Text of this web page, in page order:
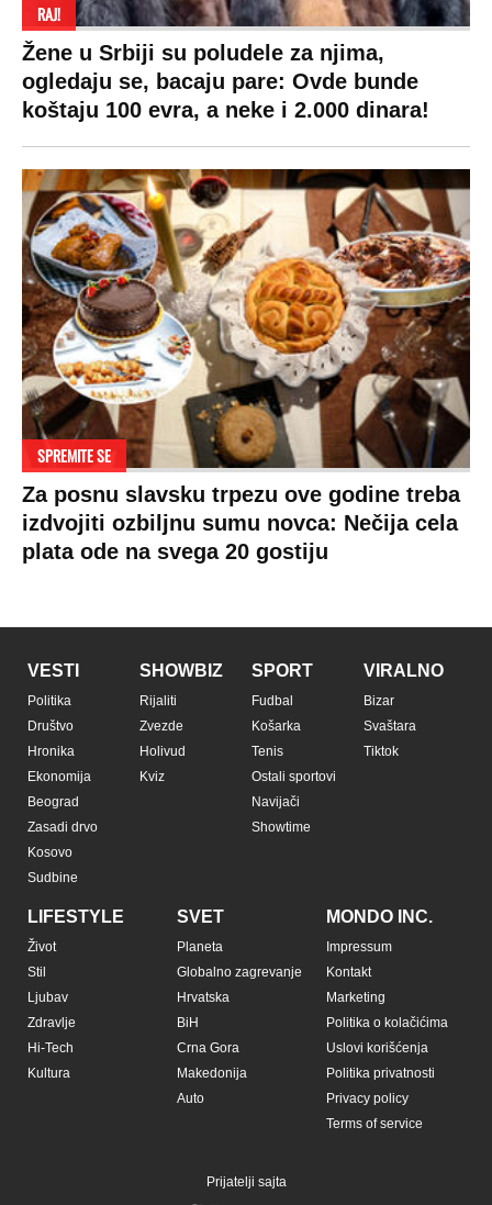
RAJ!
Žene u Srbiji su poludele za njima,
ogledaju se, bacaju pare: Ovde bunde
koštaju 100 evra, a neke i 2.000 dinara!
SPREMITE SE
Za posnu slavsku trpezu ove godine treba
izdvojiti ozbiljnu sumu novca: Nečija cela
plata ode na svega 20 gostiju
VESTI
Politika
Društvo
Hronika
Ekonomija
Beograd
Zasadi drvo
Kosovo
Sudbine
SHOWBIZ
Rijaliti
Zvezde
Holivud
Kviz
SPORT
Fudbal
Košarka
Tenis
Ostali sportovi
Navijači
Showtime
VIRALNO
Bizar
Svaštara
Tiktok
LIFESTYLE
Život
Stil
Ljubav
Zdravlje
Hi-Tech
Kultura
SVET
Planeta
Globalno zagrevanje
Hrvatska
BiH
Crna Gora
Makedonija
Auto
MONDO INC.
Impressum
Kontakt
Marketing
Politika o kolačićima
Uslovi korišćenja
Politika privatnosti
Privacy policy
Terms of service
Prijatelji sajta